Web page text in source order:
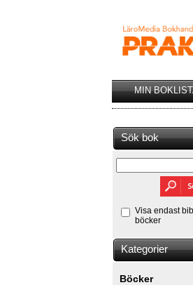
MIN
Sök bok
Visa endast
böcker
Kategorier
Böcker